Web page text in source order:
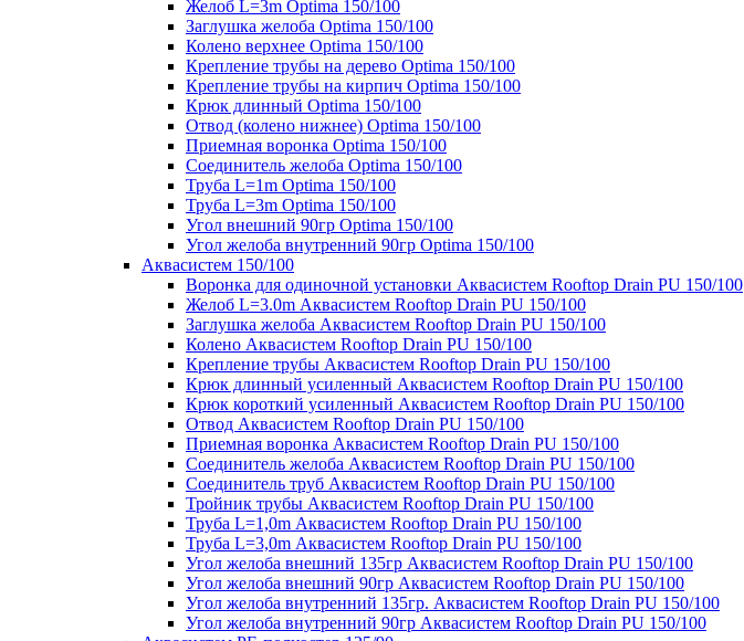
Желоб L=3m Optima 150/100
Заглушка желоба Optima 150/100
Колено верхнее Optima 150/100
Крепление трубы на дерево Optima 150/100
Крепление трубы на кирпич Optima 150/100
Крюк длинный Optima 150/100
Отвод (колено нижнее) Optima 150/100
Приемная воронка Optima 150/100
Соединитель желоба Optima 150/100
Труба L=1m Optima 150/100
Труба L=3m Optima 150/100
Угол внешний 90гр Optima 150/100
Угол желоба внутренний 90гр Optima 150/100
Аквасистем 150/100
Воронка для одиночной установки Аквасистем Rooftop Drain PU 150/100
Желоб L=3.0m Аквасистем Rooftop Drain PU 150/100
Заглушка желоба Аквасистем Rooftop Drain PU 150/100
Колено Аквасистем Rooftop Drain PU 150/100
Крепление трубы Аквасистем Rooftop Drain PU 150/100
Крюк длинный усиленный Аквасистем Rooftop Drain PU 150/100
Крюк короткий усиленный Аквасистем Rooftop Drain PU 150/100
Отвод Аквасистем Rooftop Drain PU 150/100
Приемная воронка Аквасистем Rooftop Drain PU 150/100
Соединитель желоба Аквасистем Rooftop Drain PU 150/100
Соединитель труб Аквасистем Rooftop Drain PU 150/100
Тройник трубы Аквасистем Rooftop Drain PU 150/100
Труба L=1,0m Аквасистем Rooftop Drain PU 150/100
Труба L=3,0m Аквасистем Rooftop Drain PU 150/100
Угол желоба внешний 135гр Аквасистем Rooftop Drain PU 150/100
Угол желоба внешний 90гр Аквасистем Rooftop Drain PU 150/100
Угол желоба внутренний 135гр. Аквасистем Rooftop Drain PU 150/100
Угол желоба внутренний 90гр Аквасистем Rooftop Drain PU 150/100